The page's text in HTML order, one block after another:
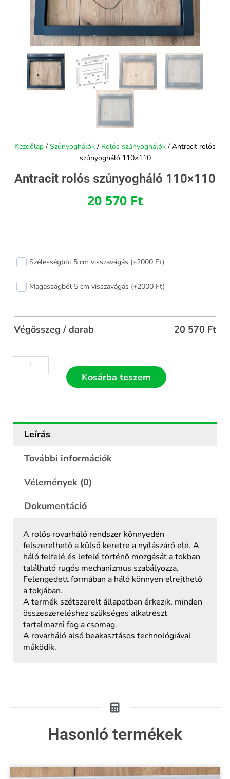
Kezdőlap / Szúnyoghálók / Rolós szúnyoghálók / Antracit rolós
szúnyogháló 110×110
Antracit rolós szúnyogháló 110×110
20 570 Ft
Szélességből 5 cm visszavágás (+2000 Ft)
Magasságból 5 cm visszavágás (+2000 Ft)
Végösszeg / darab 20 570 Ft
rolós
110x110
Kosárba teszem
Leírás
További információk
Vélemények (0)
Dokumentáció
A rolós rovarháló rendszer könnyedén
felszerelhető a külső keretre a nyílászáró elé. A
háló felfelé és lefelé történő mozgását a tokban
található rugós mechanizmus szabályozza.
Felengedett formában a háló könnyen elrejthető
a tokjában.
A termék szétszerelt állapotban érkezik, minden
összeszereléshez szükséges alkatrészt
tartalmazni fog a csomag.
A rovarháló alsó beakasztásos technológiával
működik.
Hasonló termékek